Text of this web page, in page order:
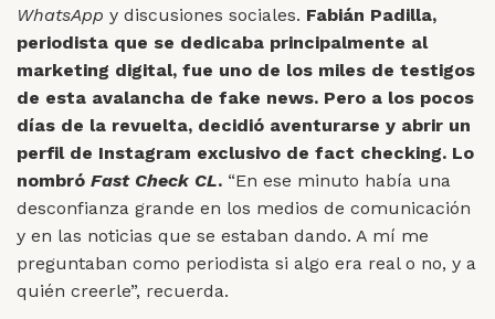
WhatsApp y discusiones sociales. Fabián Padilla,
periodista que se dedicaba principalmente al
marketing digital, fue uno de los miles de testigos
de esta avalancha de fake news. Pero a los pocos
días de la revuelta, decidió aventurarse y abrir un
perfil de Instagram exclusivo de fact checking. Lo
nombró Fast Check CL. “En ese minuto había una
desconfianza grande en los medios de comunicación
y en las noticias que se estaban dando. A mí me
preguntaban como periodista si algo era real o no, y a
quién creerle”, recuerda.